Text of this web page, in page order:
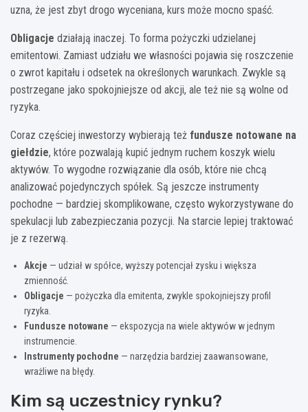
uzna, że jest zbyt drogo wyceniana, kurs może mocno spaść.
Obligacje działają inaczej. To forma pożyczki udzielanej
emitentowi. Zamiast udziału we własności pojawia się roszczenie
o zwrot kapitału i odsetek na określonych warunkach. Zwykle są
postrzegane jako spokojniejsze od akcji, ale też nie są wolne od
ryzyka.
Coraz częściej inwestorzy wybierają też fundusze notowane na
giełdzie, które pozwalają kupić jednym ruchem koszyk wielu
aktywów. To wygodne rozwiązanie dla osób, które nie chcą
analizować pojedynczych spółek. Są jeszcze instrumenty
pochodne — bardziej skomplikowane, często wykorzystywane do
spekulacji lub zabezpieczania pozycji. Na starcie lepiej traktować
je z rezerwą.
Akcje — udział w spółce, wyższy potencjał zysku i większa
zmienność.
Obligacje — pożyczka dla emitenta, zwykle spokojniejszy profil
ryzyka.
Fundusze notowane — ekspozycja na wiele aktywów w jednym
instrumencie.
Instrumenty pochodne — narzędzia bardziej zaawansowane,
wrażliwe na błędy.
Kim są uczestnicy rynku?